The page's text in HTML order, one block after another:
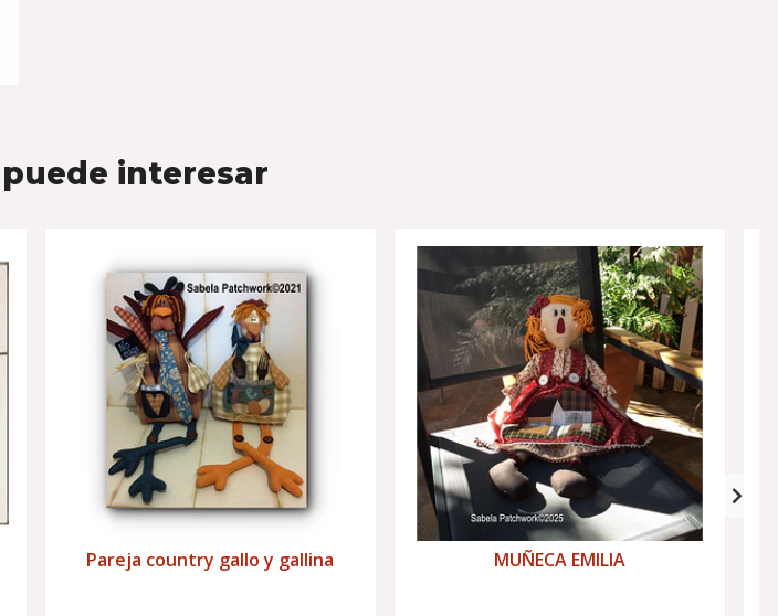
interesar
Pareja country gallo y gallina MUÑECA EMILIA